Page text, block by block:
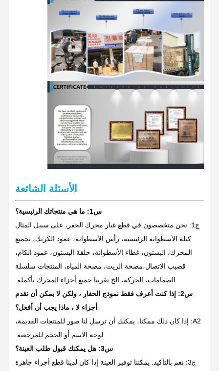
نظام وقود المحرك
الأجزاء الهيدروليكية للحفارة
قطع غيار حفارة
الأسئلة الشائعة
س1: ما هي منتجاتك الرئيسية؟
ج1: نحن متخصصون في قطع غيار محرك الحفر، على سبيل المثال
كتلة الأسطوانة الرئيسية، رأس الأسطوانة، عمود الكرنك، تجميع
المحرك، البستون، غطاء الأسطوانة، حلقة البستون، عمود الكام،
قضيب الاتصال،مضخة الزيت، مضخة المياه، المنتجات سلسلة
الصمامات، الحركة، الخ تقريبا جميع أجزاء المحرك بأكمله.
س2: إذا كنت أعرف فقط نموذج الحفار ، ولكن لا يمكن أن تقدم
أجزاء لا ، ماذا يجب أن أفعل؟
A2: إذا كان ذلك ممكنا، يمكنك أن ترسل لنا صور للمنتجات القديمة،
لوحة الاسم أو الحجم للمرجعية.
س3: هل يمكنك قبول طلب العينة؟
ج3: نعم بالتأكيد. يمكننا توفير العينة إذا كان لدينا قطع أجزاء جاهزة